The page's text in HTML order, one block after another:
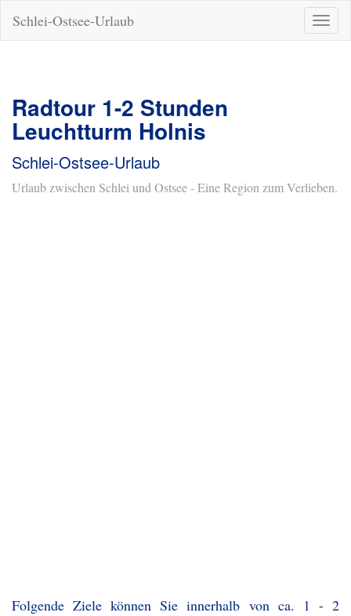
ein-/
Schlei-Ostsee-Urlaub
Radtour 1-2 Stunden
Leuchtturm Holnis
Schlei-Ostsee-Urlaub
Urlaub zwischen Schlei und Ostsee - Eine Region zum Verlieben.
Folgende Ziele können Sie innerhalb von ca. 1 - 2